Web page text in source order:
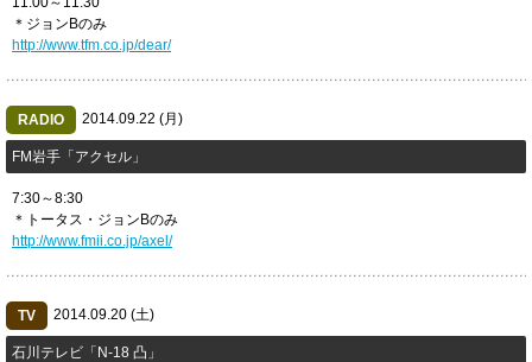
＊ジョンBのみ
http://www.tfm.co.jp/dear/
RADIO 2014.09.22 (月)
FM岩手「アクセル」
7:30～8:30
＊トータス・ジョンBのみ
http://www.fmii.co.jp/axel/
TV 2014.09.20 (土)
石川テレビ「N-18 凸」